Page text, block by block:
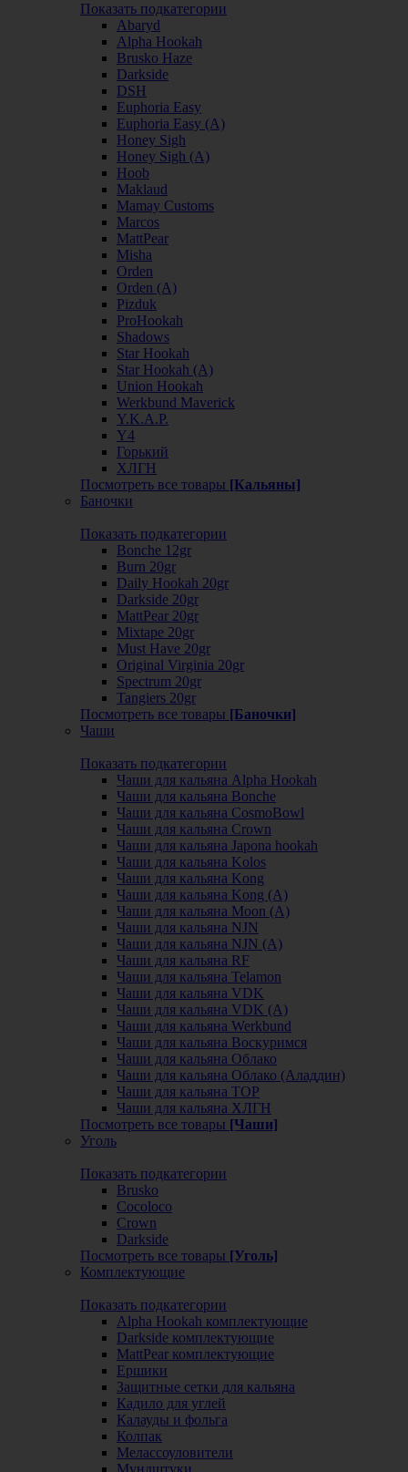
Показать подкатегории
Abaryd
Alpha Hookah
Brusko Haze
Darkside
DSH
Euphoria Easy
Euphoria Easy (А)
Honey Sigh
Honey Sigh (А)
Hoob
Maklaud
Mamay Customs
Marcos
MattPear
Misha
Orden
Orden (А)
Pizduk
ProHookah
Shadows
Star Hookah
Star Hookah (А)
Union Hookah
Werkbund Maverick
Y.K.A.P.
Y4
Горький
ХЛГН
Посмотреть все товары [Кальяны]
Баночки
Показать подкатегории
Bonche 12gr
Burn 20gr
Daily Hookah 20gr
Darkside 20gr
MattPear 20gr
Mixtape 20gr
Must Have 20gr
Original Virginia 20gr
Spectrum 20gr
Tangiers 20gr
Посмотреть все товары [Баночки]
Чаши
Показать подкатегории
Чаши для кальяна Alpha Hookah
Чаши для кальяна Bonche
Чаши для кальяна CosmoBowl
Чаши для кальяна Crown
Чаши для кальяна Japona hookah
Чаши для кальяна Kolos
Чаши для кальяна Kong
Чаши для кальяна Kong (A)
Чаши для кальяна Moon (А)
Чаши для кальяна NJN
Чаши для кальяна NJN (А)
Чаши для кальяна RF
Чаши для кальяна Telamon
Чаши для кальяна VDK
Чаши для кальяна VDK (А)
Чаши для кальяна Werkbund
Чаши для кальяна Воскуримся
Чаши для кальяна Облако
Чаши для кальяна Облако (Аладдин)
Чаши для кальяна ТОР
Чаши для кальяна ХЛГН
Посмотреть все товары [Чаши]
Уголь
Показать подкатегории
Brusko
Cocoloco
Crown
Darkside
Посмотреть все товары [Уголь]
Комплектующие
Показать подкатегории
Alpha Hookah комплектующие
Darkside комплектующие
MattPear комплектующие
Ершики
Защитные сетки для кальяна
Кадило для углей
Калауды и фольга
Колпак
Мелассоуловители
Мундштуки